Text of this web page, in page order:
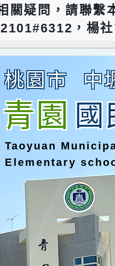
關疑問，請聯繫
，楊
桃園市 中
青園國
Taoyuan
Elementary